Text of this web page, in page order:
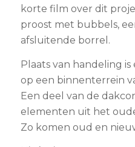
korte film over dit
proost met bubbels,
afsluitende borrel.
Plaats van handeling
op een binnenterrein
Een deel van de
elementen uit het
Zo komen oud en